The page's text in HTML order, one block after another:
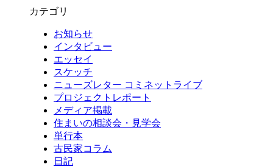
カテゴリ
お知らせ
インタビュー
エッセイ
スケッチ
ニューズレター コミネットライブ
プロジェクトレポート
メディア掲載
住まいの相談会・見学会
単行本
古民家コラム
日記